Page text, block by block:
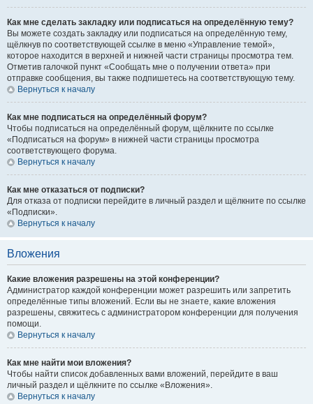
Как мне сделать закладку или подписаться на определённую тему?
Вы можете создать закладку или подписаться на определённую тему,
щёлкнув по соответствующей ссылке в меню «Управление темой»,
которое находится в верхней и нижней части страницы просмотра тем.
Отметив галочкой пункт «Сообщать мне о получении ответа» при
отправке сообщения, вы также подпишетесь на соответствующую тему.
Вернуться к началу
Как мне подписаться на определённый форум?
Чтобы подписаться на определённый форум, щёлкните по ссылке
«Подписаться на форум» в нижней части страницы просмотра
соответствующего форума.
Вернуться к началу
Как мне отказаться от подписки?
Для отказа от подписки перейдите в личный раздел и щёлкните по ссылке
«Подписки».
Вернуться к началу
Вложения
Какие вложения разрешены на этой конференции?
Администратор каждой конференции может разрешить или запретить
определённые типы вложений. Если вы не знаете, какие вложения
разрешены, свяжитесь с администратором конференции для получения
помощи.
Вернуться к началу
Как мне найти мои вложения?
Чтобы найти список добавленных вами вложений, перейдите в ваш
личный раздел и щёлкните по ссылке «Вложения».
Вернуться к началу